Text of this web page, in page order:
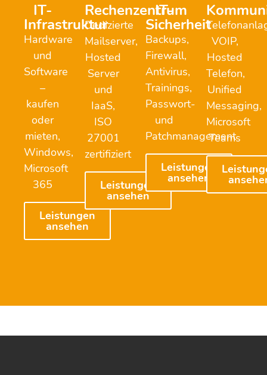
IT-
Infrastruktur
Hardware
und
Software
–
kaufen
oder
mieten,
Windows,
Microsoft
365
Leistungen
ansehen
Rechenzentrum
Dedizierte
Mailserver,
Hosted
Server
und
IaaS,
ISO
27001
zertifiziert
Leistungen
ansehen
IT-
Sicherheit
Backups,
Firewall,
Antivirus,
Trainings,
Passwort-
und
Patchmanagement
Leistungen
ansehen
VOIP,
Hosted
Telefon,
Unified
Messaging,
Microsoft
Teams